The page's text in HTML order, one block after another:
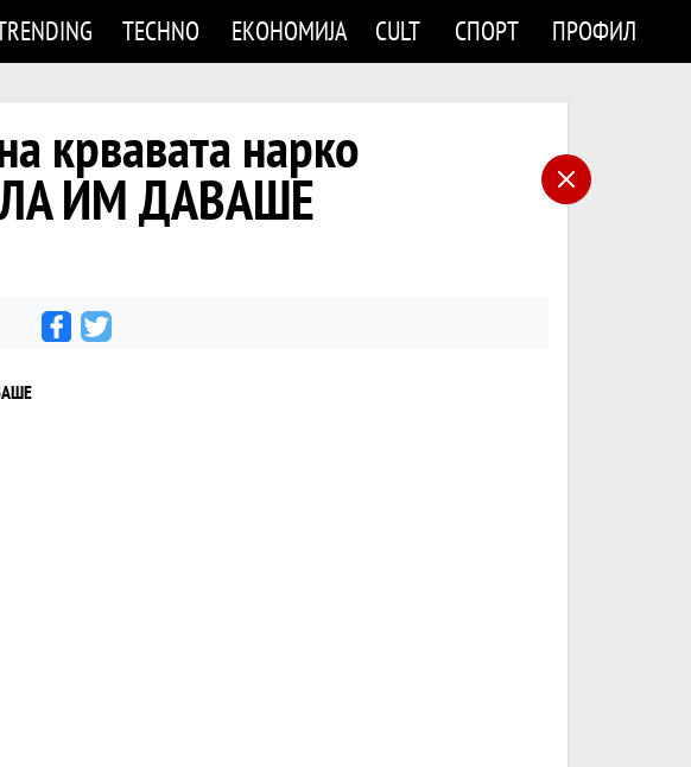
TECHNO ЕКОНОМИЈА CULT СПОРТ ПРОФИЛ
крвавата нарко
ИМ ДАВАШЕ